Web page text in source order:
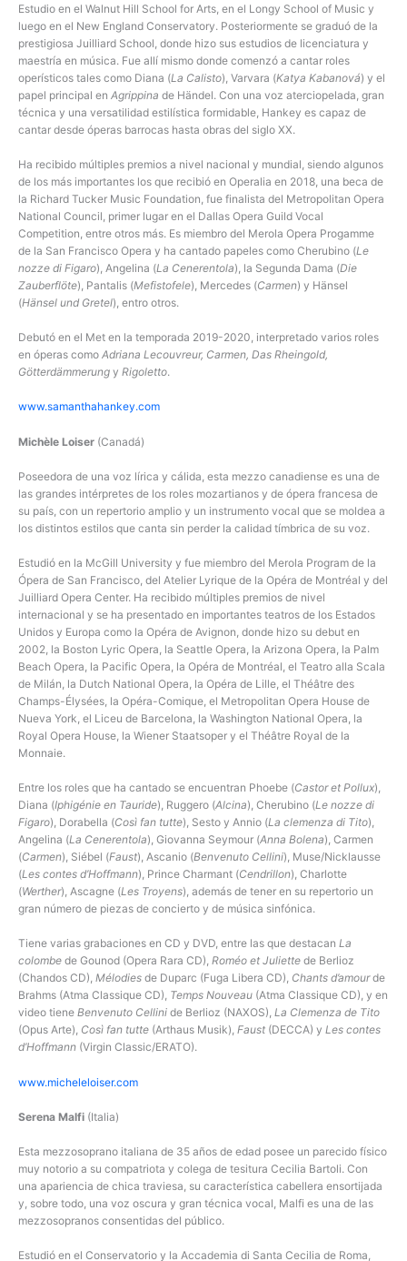
Estudio en el Walnut Hill School for Arts, en el Longy School of Music y
luego en el New England Conservatory. Posteriormente se graduó de la
prestigiosa Juilliard School, donde hizo sus estudios de licenciatura y
maestría en música. Fue allí mismo donde comenzó a cantar roles
operísticos tales como Diana (La Calisto), Varvara (Katya Kabanová) y el
papel principal en Agrippina de Händel. Con una voz aterciopelada, gran
técnica y una versatilidad estilística formidable, Hankey es capaz de
cantar desde óperas barrocas hasta obras del siglo XX.
Ha recibido múltiples premios a nivel nacional y mundial, siendo algunos
de los más importantes los que recibió en Operalia en 2018, una beca de
la Richard Tucker Music Foundation, fue finalista del Metropolitan Opera
National Council, primer lugar en el Dallas Opera Guild Vocal
Competition, entre otros más. Es miembro del Merola Opera Progamme
de la San Francisco Opera y ha cantado papeles como Cherubino (Le
nozze di Figaro), Angelina (La Cenerentola), la Segunda Dama (Die
Zauberflöte), Pantalis (Mefistofele), Mercedes (Carmen) y Hänsel
(Hänsel und Gretel), entro otros.
Debutó en el Met en la temporada 2019-2020, interpretado varios roles
en óperas como Adriana Lecouvreur, Carmen, Das Rheingold,
Götterdämmerung y Rigoletto.
www.samanthahankey.com
Michèle Loiser (Canadá)
Poseedora de una voz lírica y cálida, esta mezzo canadiense es una de
las grandes intérpretes de los roles mozartianos y de ópera francesa de
su país, con un repertorio amplio y un instrumento vocal que se moldea a
los distintos estilos que canta sin perder la calidad tímbrica de su voz.
Estudió en la McGill University y fue miembro del Merola Program de la
Ópera de San Francisco, del Atelier Lyrique de la Opéra de Montréal y del
Juilliard Opera Center. Ha recibido múltiples premios de nivel
internacional y se ha presentado en importantes teatros de los Estados
Unidos y Europa como la Opéra de Avignon, donde hizo su debut en
2002, la Boston Lyric Opera, la Seattle Opera, la Arizona Opera, la Palm
Beach Opera, la Pacific Opera, la Opéra de Montréal, el Teatro alla Scala
de Milán, la Dutch National Opera, la Opéra de Lille, el Théâtre des
Champs-Élysées, la Opéra-Comique, el Metropolitan Opera House de
Nueva York, el Liceu de Barcelona, la Washington National Opera, la
Royal Opera House, la Wiener Staatsoper y el Théâtre Royal de la
Monnaie.
Entre los roles que ha cantado se encuentran Phoebe (Castor et Pollux),
Diana (Iphigénie en Tauride), Ruggero (Alcina), Cherubino (Le nozze di
Figaro), Dorabella (Così fan tutte), Sesto y Annio (La clemenza di Tito),
Angelina (La Cenerentola), Giovanna Seymour (Anna Bolena), Carmen
(Carmen), Siébel (Faust), Ascanio (Benvenuto Cellini), Muse/Nicklausse
(Les contes d’Hoffmann), Prince Charmant (Cendrillon), Charlotte
(Werther), Ascagne (Les Troyens), además de tener en su repertorio un
gran número de piezas de concierto y de música sinfónica.
Tiene varias grabaciones en CD y DVD, entre las que destacan La
colombe de Gounod (Opera Rara CD), Roméo et Juliette de Berlioz
(Chandos CD), Mélodies de Duparc (Fuga Libera CD), Chants d’amourde
Brahms (Atma Classique CD), Temps Nouveau (Atma Classique CD), y en
video tiene Benvenuto Cellini de Berlioz (NAXOS), La Clemenza de Tito
(Opus Arte), Così fan tutte (Arthaus Musik), Faust (DECCA) y Les contes
d’Hoffmann (Virgin Classic/ERATO).
www.micheleloiser.com
Serena Malfi (Italia)
Esta mezzosoprano italiana de 35 años de edad posee un parecido físico
muy notorio a su compatriota y colega de tesitura Cecilia Bartoli. Con
una apariencia de chica traviesa, su característica cabellera ensortijada
y, sobre todo, una voz oscura y gran técnica vocal, Malfi es una de las
mezzosopranos consentidas del público.
Estudió en el Conservatorio y la Accademia di Santa Cecilia de Roma,